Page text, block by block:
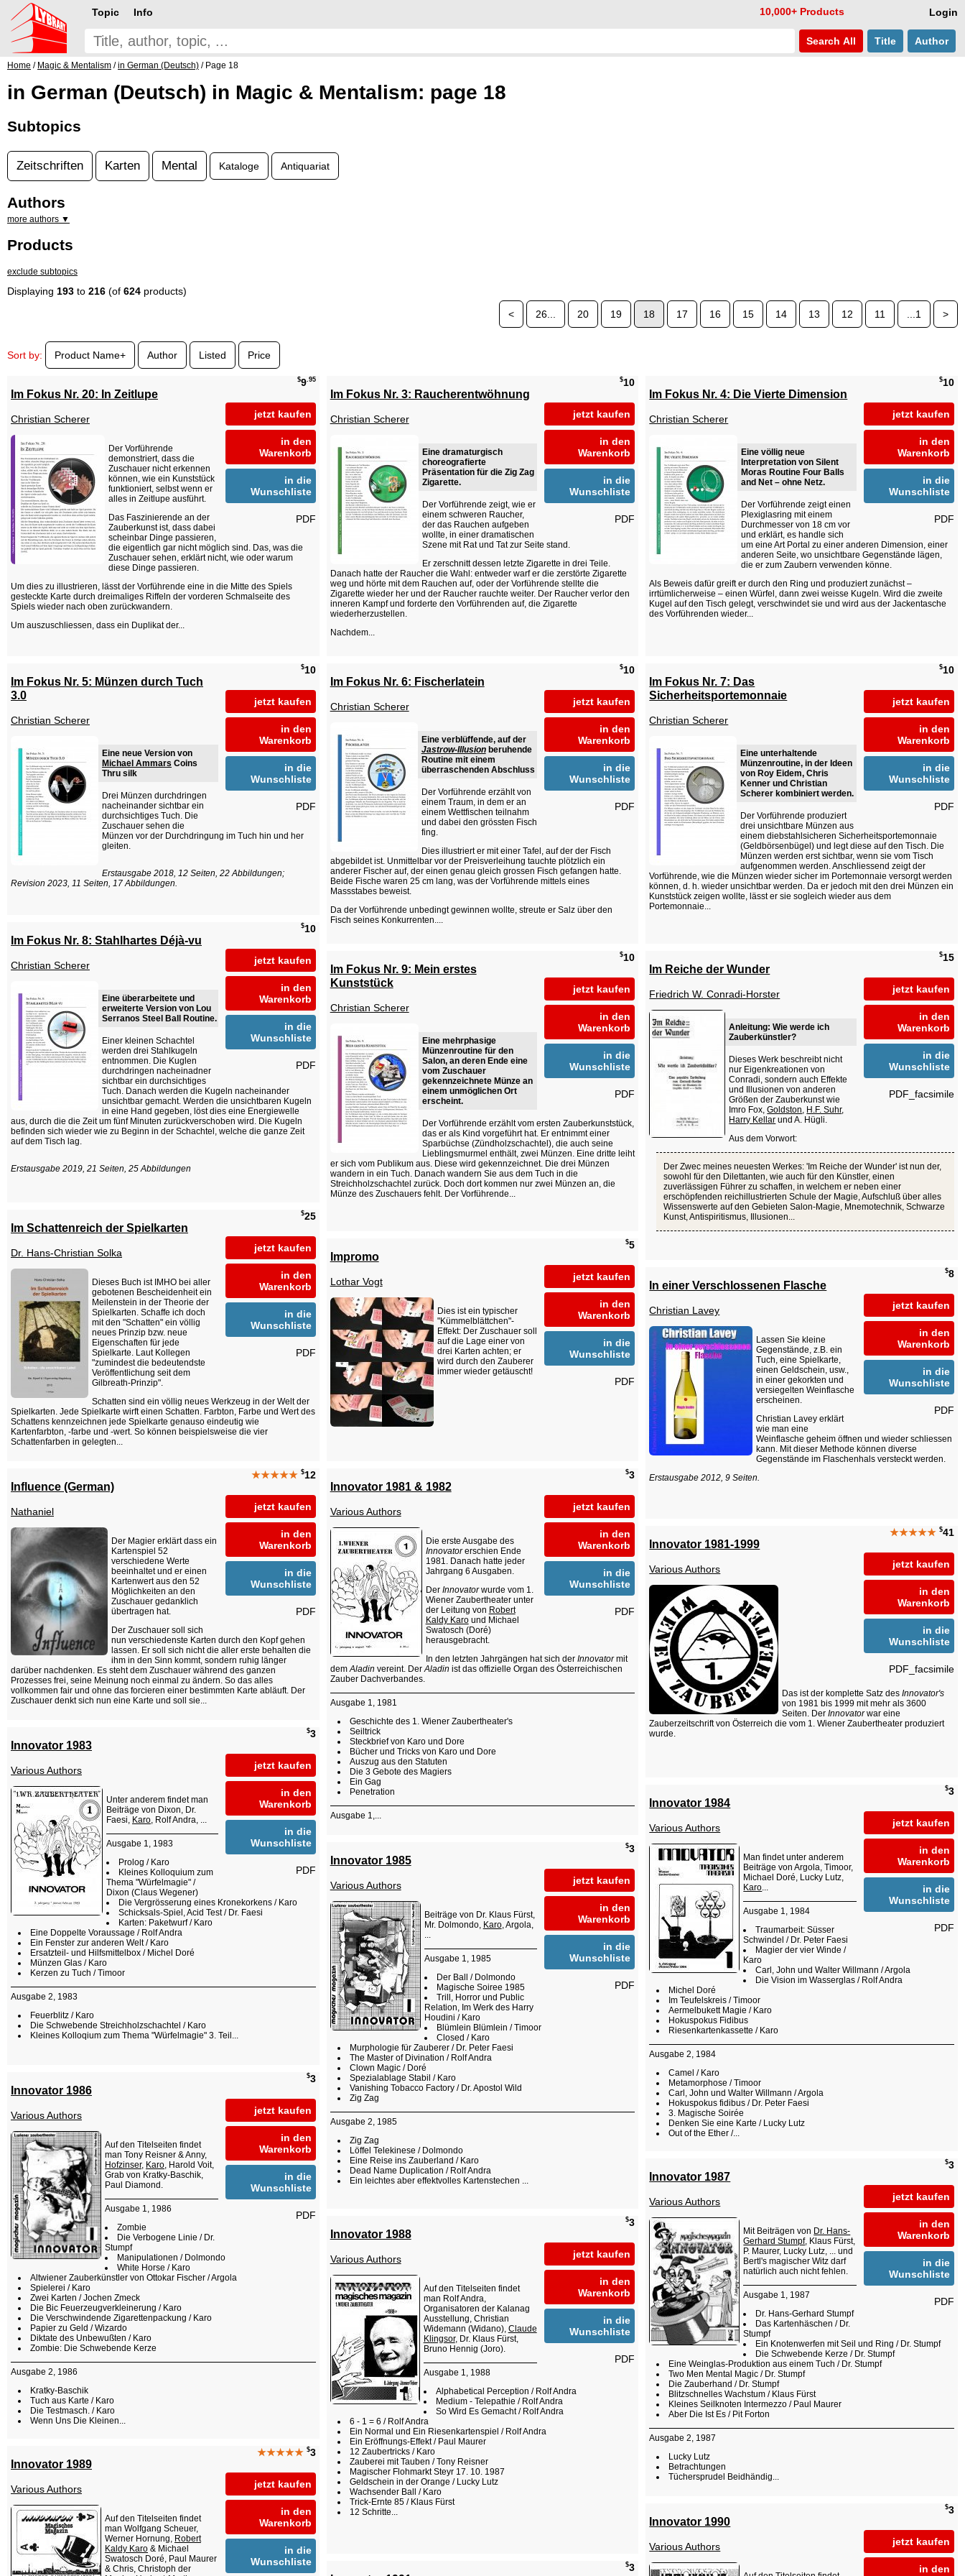
Login
Topic Info 10,000+ Products
Search All Title Author
Home / Magic & Mentalism /in German (Deutsch) / Page 18
in German (Deutsch) in Magic & Mentalism: page 18
Subtopics
Zeitschriften Karten Mental Kataloge Antiquariat
Authors
more authors ▼
Products
exclude subtopics
Displaying 193 to 216 (of 624 products)
<
26... 20 19 18 17 16 15 14 13 12 11 ...1 >
Sort by: Product Name+ Author Listed Price
$9 .95
jetzt kaufen
in den
Warenkorb
in die
Wunschliste
PDF
Im Fokus Nr. 20: In Zeitlupe
Christian Scherer
Der Vorführende
demonstriert, dass die
Zuschauer nicht erkennen
können, wie ein Kunststück
funktioniert, selbst wenn er
alles in Zeitlupe ausführt.
Das Faszinierende an der
Zauberkunst ist, dass dabei
scheinbar Dinge passieren,
die eigentlich gar nicht möglich sind. Das, was die
Zuschauer sehen, erklärt nicht, wie oder warum
diese Dinge passieren.
Um dies zu illustrieren, lässt der Vorführende eine in die Mitte des Spiels
gesteckte Karte durch dreimaliges Riffeln der vorderen Schmalseite des
Spiels wieder nach oben zurückwandern.
Um auszuschliessen, dass ein Duplikat der...
$10
jetzt kaufen
in den
Warenkorb
in die
Wunschliste
PDF
Im Fokus Nr. 3: Raucherentwöhnung
Christian Scherer
Eine dramaturgisch
choreografierte
Präsentation für die Zig Zag
Zigarette.
Der Vorführende zeigt, wie er
einem schweren Raucher,
der das Rauchen aufgeben
wollte, in einer dramatischen
Szene mit Rat und Tat zur Seite stand.
Er zerschnitt dessen letzte Zigarette in drei Teile.
Danach hatte der Raucher die Wahl: entweder warf er die zerstörte Zigarette
weg und hörte mit dem Rauchen auf, oder der Vorführende stellte die
Zigarette wieder her und der Raucher rauchte weiter. Der Raucher verlor den
inneren Kampf und forderte den Vorführenden auf, die Zigarette
wiederherzustellen.
Nachdem...
$10
jetzt kaufen
in den
Warenkorb
in die
Wunschliste
PDF
Im Fokus Nr. 4: Die Vierte Dimension
Christian Scherer
Eine völlig neue
Interpretation von Silent
Moras Routine Four Balls
and Net – ohne Netz.
Der Vorführende zeigt einen
Plexiglasring mit einem
Durchmesser von 18 cm vor
und erklärt, es handle sich
um eine Art Portal zu einer anderen Dimension, einer
anderen Seite, wo unsichtbare Gegenstände lägen,
die er zum Zaubern verwenden könne.
Als Beweis dafür greift er durch den Ring und produziert zunächst –
irrtümlicherweise – einen Würfel, dann zwei weisse Kugeln. Wird die zweite
Kugel auf den Tisch gelegt, verschwindet sie und wird aus der Jackentasche
des Vorführenden wieder...
$10
jetzt kaufen
in den
Warenkorb
in die
Wunschliste
PDF
Im Fokus Nr. 5: Münzen durch Tuch
3.0
Christian Scherer
Eine neue Version von
Michael Ammars Coins
Thru silk
Drei Münzen durchdringen
nacheinander sichtbar ein
durchsichtiges Tuch. Die
Zuschauer sehen die
Münzen vor der Durchdringung im Tuch hin und her
gleiten.
Erstausgabe 2018, 12 Seiten, 22 Abbildungen;
Revision 2023, 11 Seiten, 17 Abbildungen.
$10
jetzt kaufen
in den
Warenkorb
in die
Wunschliste
PDF
Im Fokus Nr. 6: Fischerlatein
Christian Scherer
Eine verblüffende, auf der
Jastrow-Illusionberuhende
Routine mit einem
überraschenden Abschluss
Der Vorführende erzählt von
einem Traum, in dem er an
einem Wettfischen teilnahm
und dabei den grössten Fisch
fing.
Dies illustriert er mit einer Tafel, auf der der Fisch
abgebildet ist. Unmittelbar vor der Preisverleihung tauchte plötzlich ein
anderer Fischer auf, der einen genau gleich grossen Fisch gefangen hatte.
Beide Fische waren 25 cm lang, was der Vorführende mittels eines
Massstabes beweist.
Da der Vorführende unbedingt gewinnen wollte, streute er Salz über den
Fisch seines Konkurrenten....
$10
jetzt kaufen
in den
Warenkorb
in die
Wunschliste
PDF
Im Fokus Nr. 7: Das
Sicherheitsportemonnaie
Christian Scherer
Eine unterhaltende
Münzenroutine, in der Ideen
von Roy Eidem, Chris
Kenner und Christian
Scherer kombiniert werden.
Der Vorführende produziert
drei unsichtbare Münzen aus
einem diebstahlsicheren Sicherheitsportemonnaie
(Geldbörsenbügel) und legt diese auf den Tisch. Die
Münzen werden erst sichtbar, wenn sie vom Tisch
aufgenommen werden. Anschliessend zeigt der
Vorführende, wie die Münzen wieder sicher im Portemonnaie versorgt werden
können, d. h. wieder unsichtbar werden. Da er jedoch mit den drei Münzen ein
Kunststück zeigen wollte, lässt er sie sogleich wieder aus dem
Portemonnaie...
$10
jetzt kaufen
in den
Warenkorb
in die
Wunschliste
PDF
Im Fokus Nr. 8: Stahlhartes Déjà-vu
Christian Scherer
Eine überarbeitete und
erweiterte Version von Lou
Serranos Steel Ball Routine.
Einer kleinen Schachtel
werden drei Stahlkugeln
entnommen. Die Kuglen
durchdringen nacheinadner
sichtbar ein durchsichtiges
Tuch. Danach werden die Kugeln nacheinander
unsichtbar gemacht. Werden die unsichtbaren Kugeln
in eine Hand gegeben, löst dies eine Energiewelle
aus, durch die die Zeit um fünf Minuten zurückverschoben wird. Die Kugeln
befinden sich wieder wie zu Beginn in der Schachtel, welche die ganze Zeit
auf dem Tisch lag.
Erstausgabe 2019, 21 Seiten, 25 Abbildungen
$10
jetzt kaufen
in den
Warenkorb
in die
Wunschliste
PDF
Im Fokus Nr. 9: Mein erstes
Kunststück
Christian Scherer
Eine mehrphasige
Münzenroutine für den
Salon, an deren Ende eine
vom Zuschauer
gekennzeichnete Münze an
einem unmöglichen Ort
erscheint.
Der Vorführende erzählt vom ersten Zauberkunststück,
das er als Kind vorgeführt hat. Er entnimmt einer
Sparbüchse (Zündholzschachtel), die auch seine
Lieblingsmurmel enthält, zwei Münzen. Eine dritte leiht
er sich vom Publikum aus. Diese wird gekennzeichnet. Die drei Münzen
wandern in ein Tuch. Danach wandern Sie aus dem Tuch in die
Streichholzschachtel zurück. Doch dort kommen nur zwei Münzen an, die
Münze des Zuschauers fehlt. Der Vorführende...
$15
jetzt kaufen
in den
Warenkorb
in die
Wunschliste
PDF_facsimile
Im Reiche der Wunder
Friedrich W. Conradi-Horster
Anleitung: Wie werde ich
Zauberkünstler?
Dieses Werk beschreibt nicht
nur Eigenkreationen von
Conradi, sondern auch Effekte
und Illusionen von anderen
Größen der Zauberkunst wie
Imro Fox,Goldston H.F. Suhr,
Harry Kellar und A. Hügli.
Aus dem Vorwort:
Der Zwec meines neuesten Werkes: 'Im Reiche der Wunder' ist nun der,
sowohl für den Dilettanten, wie auch für den Künstler, einen
zuverlässigen Führer zu schaffen, in welchem er neben einer
erschöpfenden reichillustrierten Schule der Magie, Aufschluß über alles
Wissenswerte auf den Gebieten Salon-Magie, Mnemotechnik, Schwarze
Kunst, Antispiritismus, Illusionen...
$25
jetzt kaufen
in den
Warenkorb
in die
Wunschliste
PDF
Im Schattenreich der Spielkarten
Dr. Hans-Christian Solka
Dieses Buch ist IMHO bei aller
gebotenen Bescheidenheit ein
Meilenstein in der Theorie der
Spielkarten. Schaffe ich doch
mit den "Schatten" ein völlig
neues Prinzip bzw. neue
Eigenschaften für jede
Spielkarte. Laut Kollegen
"zumindest die bedeutendste
Veröffentlichung seit dem
Gilbreath-Prinzip".
Schatten sind ein völlig neues Werkzeug in der Welt der
Spielkarten. Jede Spielkarte wirft einen Schatten. Farbton, Farbe und Wert des
Schattens kennzeichnen jede Spielkarte genauso eindeutig wie
Kartenfarbton, -farbe und -wert. So können beispielsweise die vier
Schattenfarben in gelegten...
$5
jetzt kaufen
in den
Warenkorb
in die
Wunschliste
PDF
Impromo
Lothar Vogt
Dies ist ein typischer
"Kümmelblättchen"-
Effekt: Der Zuschauer soll
auf die Lage einer von
drei Karten achten; er
wird durch den Zauberer
immer wieder getäuscht!
$8
jetzt kaufen
in den
Warenkorb
in die
Wunschliste
PDF
In einer Verschlossenen Flasche
Christian Lavey
Lassen Sie kleine
Gegenstände, z.B. ein
Tuch, eine Spielkarte,
einen Geldschein, usw.,
in einer gekorkten und
versiegelten Weinflasche
erscheinen.
Christian Lavey erklärt
wie man eine
Weinflasche geheim öffnen und wieder schliessen
kann. Mit dieser Methode können diverse
Gegenstände im Flaschenhals versteckt werden.
Erstausgabe 2012, 9 Seiten.
★★★★★ $12
jetzt kaufen
in den
Warenkorb
in die
Wunschliste
PDF
Influence (German)
Nathaniel
Der Magier erklärt dass ein
Kartenspiel 52
verschiedene Werte
beeinhaltet und er einen
Kartenwert aus den 52
Möglichkeiten an den
Zuschauer gedanklich
übertragen hat.
Der Zuschauer soll sich
nun verschiedenste Karten durch den Kopf gehen
lassen. Er soll sich nicht die aller erste behalten die
ihm in den Sinn kommt, sondern ruhig länger
darüber nachdenken. Es steht dem Zuschauer während des ganzen
Prozesses frei, seine Meinung noch einmal zu ändern. So das alles
vollkommen fair und ohne das forcieren einer bestimmten Karte abläuft. Der
Zuschauer denkt sich nun eine Karte und soll sie...
$3
jetzt kaufen
in den
Warenkorb
in die
Wunschliste
PDF
Innovator 1981 & 1982
Various Authors
Die erste Ausgabe des
Innovatorerschien Ende
1981. Danach hatte jeder
Jahrgang 6 Ausgaben.
Der Innovatorwurde vom 1.
Wiener Zaubertheater unter
der Leitung von Robert
Kaldy Karound Michael
Swatosch (Doré)
herausgebracht.
In den letzten Jahrgängen hat sich der Innovatormit
dem Aladin vereint. Der Aladin ist das offizielle Organ des Österreichischen
Zauber Dachverbandes.
Ausgabe 1, 1981
Geschichte des 1. Wiener Zaubertheater's
Seiltrick
Steckbrief von Karo und Dore
Bücher und Tricks von Karo und Dore
Auszug aus den Statuten
Die 3 Gebote des Magiers
Ein Gag
Penetration
Ausgabe 1,...
★★★★★ $41
jetzt kaufen
in den
Warenkorb
in die
Wunschliste
PDF_facsimile
Innovator 1981-1999
Various Authors
Das ist der komplette Satz desInnovator's
von 1981 bis 1999 mit mehr als 3600
Seiten. DerInnovatorwar eine
Zauberzeitschrift von Österreich die vom 1. Wiener Zaubertheater produziert
wurde.
$3
jetzt kaufen
in den
Warenkorb
in die
Wunschliste
PDF
Innovator 1983
Various Authors
Unter anderem findet man
Beiträge von Dixon, Dr.
Faesi, Karo , Rolf Andra, ...
Ausgabe 1, 1983
Prolog / Karo
Kleines Kolloquium zum
Thema "Würfelmagie" /
Dixon (Claus Wegener)
Die Vergrösserung eines Kronekorkens / Karo
Schicksals-Spiel, Acid Test / Dr. Faesi
Karten: Paketwurf / Karo
Eine Doppelte Voraussage / Rolf Andra
Ein Fenster zur anderen Welt / Karo
Ersatzteil- und Hilfsmittelbox / Michel Doré
Münzen Glas / Karo
Kerzen zu Tuch / Timoor
Ausgabe 2, 1983
Feuerblitz / Karo
Die Schwebende Streichholzschachtel / Karo
Kleines Kolloqium zum Thema "Würfelmagie" 3. Teil...
$3
jetzt kaufen
in den
Warenkorb
in die
Wunschliste
PDF
Innovator 1984
Various Authors
Man findet unter anderem
Beiträge von Argola, Timoor,
Michael Doré, Lucky Lutz,
Karo
Ausgabe 1, 1984
Traumarbeit: Süsser
Schwindel / Dr. Peter Faesi
Magier der vier Winde /
Karo
Carl, John und Walter Willmann / Argola
Die Vision im Wasserglas / Rolf Andra
Michel Doré
Im Teufelskreis / Timoor
Aermelbukett Magie / Karo
Hokuspokus Fidibus
Riesenkartenkassette / Karo
Ausgabe 2, 1984
Camel / Karo
Metamorphose / Timoor
Carl, John und Walter Willmann / Argola
Hokuspokus fidibus / Dr. Peter Faesi
3. Magische Soirée
Denken Sie eine Karte / Lucky Lutz
Out of the Ether /...
$3
jetzt kaufen
in den
Warenkorb
in die
Wunschliste
PDF
Innovator 1985
Various Authors
Beiträge von Dr. Klaus Fürst,
Mr. Dolmondo, Karo, Argola,
Ausgabe 1, 1985
Der Ball / Dolmondo
Magische Soiree 1985
Trill, Horror und Public
Relation, Im Werk des Harry
Houdini / Karo
Blümlein Blümlein / Timoor
Closed / Karo
Murphologie für Zauberer / Dr. Peter Faesi
The Master of Divination / Rolf Andra
Clown Magic / Doré
Spezialablage Stabil / Karo
Vanishing Tobacco Factory / Dr. Apostol Wild
Zig Zag
Ausgabe 2, 1985
Zig Zag
Löffel Telekinese / Dolmondo
Eine Reise ins Zauberland / Karo
Dead Name Duplication / Rolf Andra
Ein leichtes aber effektvolles Kartenstechen ...
$3
jetzt kaufen
in den
Warenkorb
in die
Wunschliste
PDF
Innovator 1986
Various Authors
Auf den Titelseiten findet
man Tony Reisner & Anny,
Hofzinser, Karo , Harold Voit,
Grab von Kratky-Baschik,
Paul Diamond.
Ausgabe 1, 1986
Zombie
Die Verbogene Linie / Dr.
Stumpf
Manipulationen / Dolmondo
White Horse / Karo
Altwiener Zauberkünstler von Ottokar Fischer / Argola
Spielerei / Karo
Zwei Karten / Jochen Zmeck
Die Bic Feuerzeugverkleinerung / Karo
Die Verschwindende Zigarettenpackung / Karo
Papier zu Geld / Wizardo
Diktate des Unbewußten / Karo
Zombie: Die Schwebende Kerze
Ausgabe 2, 1986
Kratky-Baschik
Tuch aus Karte / Karo
Die Testmasch. / Karo
Wenn Uns Die Kleinen...
$3
jetzt kaufen
in den
Warenkorb
in die
Wunschliste
PDF
Innovator 1987
Various Authors
Mit Beiträgen von Dr. Hans-
Gerhard Stumpf, Klaus Fürst,
P. Maurer, Lucky Lutz, ... und
Bertl's magischer Witz darf
natürlich auch nicht fehlen.
Ausgabe 1, 1987
Dr. Hans-Gerhard Stumpf
Das Kartenhäschen / Dr.
Stumpf
Ein Knotenwerfen mit Seil und Ring / Dr. Stumpf
Die Schwebende Kerze / Dr. Stumpf
Eine Weinglas-Produktion aus einem Tuch / Dr. Stumpf
Two Men Mental Magic / Dr. Stumpf
Die Zauberhand / Dr. Stumpf
Blitzschnelles Wachstum / Klaus Fürst
Kleines Seilknoten Intermezzo / Paul Maurer
Aber Die Ist Es / Pit Forton
Ausgabe 2, 1987
Lucky Lutz
Betrachtungen
Tüchersprudel Beidhändig...
$3
jetzt kaufen
in den
Warenkorb
in die
Wunschliste
PDF
Innovator 1988
Various Authors
Auf den Titelseiten findet
man Rolf Andra,
Organisatoren der Kalanag
Ausstellung, Christian
Widemann (Widano), Claude
Klingsor, Dr. Klaus Fürst,
Bruno Hennig (Joro).
Ausgabe 1, 1988
Alphabetical Perception / Rolf Andra
Medium - Telepathie / Rolf Andra
So Wird Es Gemacht / Rolf Andra
6 - 1 = 6 / Rolf Andra
Ein Normal und Ein Riesenkartenspiel / Rolf Andra
Ein Eröffnungs-Effekt / Paul Maurer
12 Zaubertricks / Karo
Zauberei mit Tauben / Tony Reisner
Magischer Flohmarkt Steyr 17. 10. 1987
Geldschein in der Orange / Lucky Lutz
Wachsender Ball / Karo
Trick-Ernte 85 / Klaus Fürst
12 Schritte...
★★★★★ $3
jetzt kaufen
in den
Warenkorb
in die
Wunschliste
Innovator 1989
Various Authors
Auf den Titelseiten findet
man Wolfgang Scheuer,
Werner Hornung, Robert
Kaldy Karo & Michael
Swatosch Doré, Paul Maurer
& Chris, Christoph der
$3
jetzt kaufen
in den
Innovator 1990
Various Authors
$3